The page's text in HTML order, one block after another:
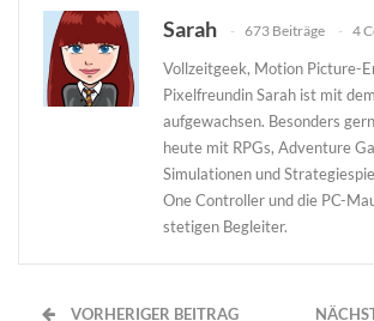
Sarah 673 Beiträge 4
Vollzeitgeek, Motion Picture-
Pixelfreundin Sarah ist mit
aufgewachsen. Besonders
heute mit RPGs, Adventure
Simulationen und
One Controller und die PC-
stetigen Begleiter.
VORHERIGER BEITRAG